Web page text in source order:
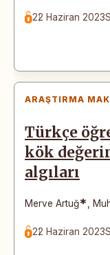
22 Haziran 2023
ARAŞTIRMA
Türkçe
kök
algıları
Merve Artuğ*
22 Haziran 2023